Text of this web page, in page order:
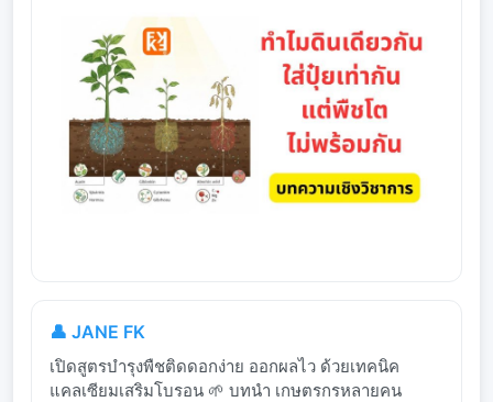
👤 JANE FK
เปิดสูตรบำรุงพืชติดดอกง่าย ออกผลไว ด้วยเทคนิค
แคลเซียมเสริมโบรอน 🌱 บทนำ เกษตรกรหลายคน